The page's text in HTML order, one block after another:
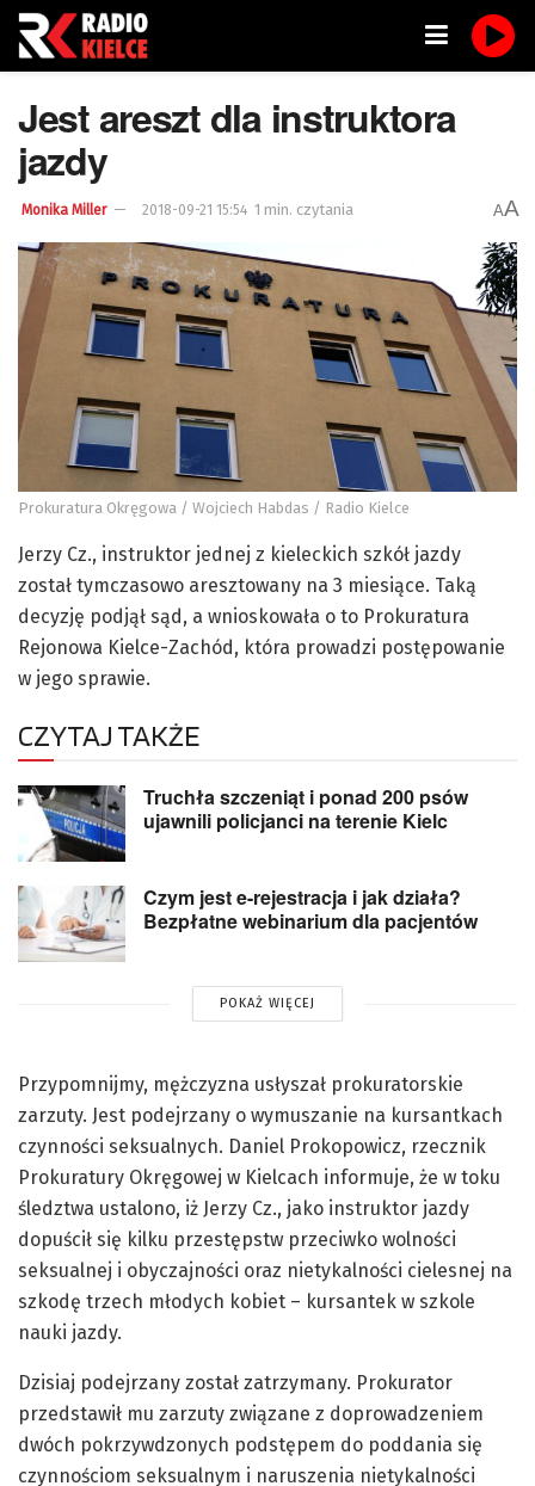
Jest areszt dla instruktora
jazdy
Monika Miller 2018-09-21 15:54 1 min. czytania AA
Prokuratura Okręgowa / Wojciech Habdas / Radio Kielce
Jerzy Cz., instruktor jednej z kieleckich szkół jazdy
został tymczasowo aresztowany na 3 miesiące. Taką
decyzję podjął sąd, a wnioskowała o to Prokuratura
Rejonowa Kielce-Zachód, która prowadzi postępowanie
w jego sprawie.
CZYTAJ TAKŻE
Truchła szczeniąt i ponad 200 psów
ujawnili policjanci na terenie Kielc
Czym jest e-rejestracja i jak działa?
Bezpłatne webinarium dla pacjentów
POKAŻ WIĘCEJ
Przypomnijmy, mężczyzna usłyszał prokuratorskie
zarzuty. Jest podejrzany o wymuszanie na kursantkach
czynności seksualnych. Daniel Prokopowicz, rzecznik
Prokuratury Okręgowej w Kielcach informuje, że w toku
śledztwa ustalono, iż Jerzy Cz., jako instruktor jazdy
dopuścił się kilku przestępstw przeciwko wolności
seksualnej i obyczajności oraz nietykalności cielesnej na
szkodę trzech młodych kobiet – kursantek w szkole
nauki jazdy.
Dzisiaj podejrzany został zatrzymany. Prokurator
przedstawił mu zarzuty związane z doprowadzeniem
dwóch pokrzywdzonych podstępem do poddania się
czynnościom seksualnym i naruszenia nietykalności